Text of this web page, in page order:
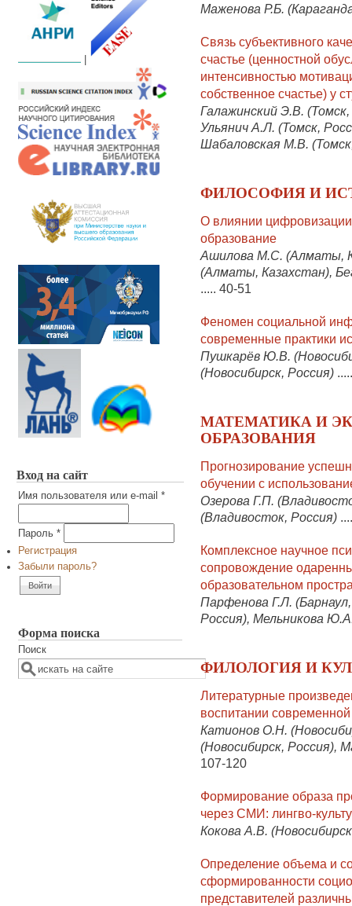
Вход на сайт
Имя пользователя или e-mail *
Пароль *
Регистрация
Забыли пароль?
Форма поиска
Поиск
Маженова Р.Б.
Связь субъективного
счастье (ценностной
интенсивностью
собственное счастье) у
Галажинский Э.В.
Ульянич А.Л. (Томск,
Шабаловская М.В.
ФИЛОСОФИЯ И
О влиянии цифровизации
образование
Ашилова М.С. (Алматы,
(Алматы, Казахстан),
..... 40-51
Феномен социальной
современные практики
Пушкарёв Ю.В.
(Новосибирск, Россия) .....
МАТЕМАТИКА И
ОБРАЗОВАНИЯ
Прогнозирование
обучении с
Озерова Г.П.
(Владивосток, Россия)
Комплексное научное
сопровождение
образовательном
Парфенова Г.Л.
Россия), Мельникова
ФИЛОЛОГИЯ И
Литературные
воспитании
Катионов О.Н.
(Новосибирск, Россия),
107-120
Формирование образа
через СМИ: лингво-
Кокова А.В.
Определение объема и
сформированности
представителей